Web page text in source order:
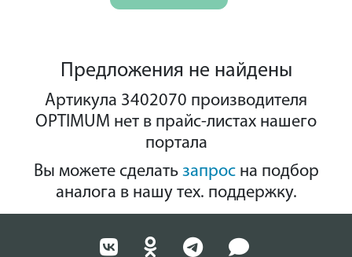
Предложения не найдены
Артикула 3402070 производителя
OPTIMUM нет в прайс-листах нашего
портала
Вы можете сделать запросна подбор
аналога в нашу тех. поддержку.